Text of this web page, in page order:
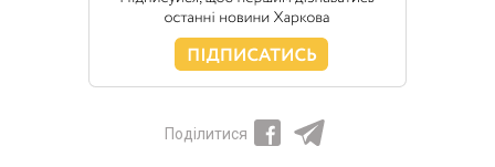
Поділитися